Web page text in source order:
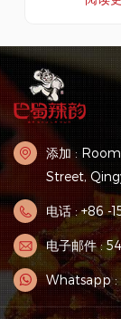
采用独特的配方
茄等其他口味，
丰富的选择。我
天然健康，不含
剂，确保原料的
无论您是在家享
在餐厅用餐，我
底料都能为您带
体验。选择我
的火锅更加美
朋友共享美
添加 :
Street,
电话 : +86 -
电子邮件 :
Whatsapp :